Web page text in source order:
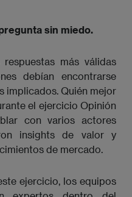
sin miedo.
más válidas
debían encontrarse
implicados. Quién mejor
el ejercicio Opinión
con varios actores
insights de valor y
de mercado.
ejercicio, los equipos